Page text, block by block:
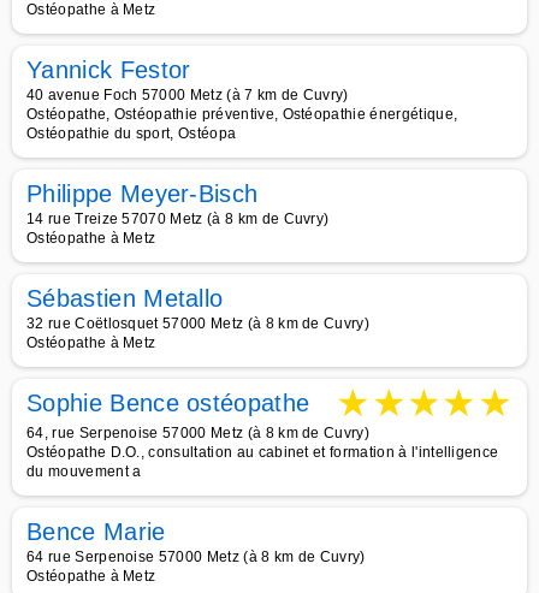
Ostéopathe à Metz
Yannick Festor
40 avenue Foch 57000 Metz (à 7 km de Cuvry)
Ostéopathe, Ostéopathie préventive, Ostéopathie énergétique,
Ostéopathie du sport, Ostéopa
Philippe Meyer-Bisch
14 rue Treize 57070 Metz (à 8 km de Cuvry)
Ostéopathe à Metz
Sébastien Metallo
32 rue Coëtlosquet 57000 Metz (à 8 km de Cuvry)
Ostéopathe à Metz
Sophie Bence ostéopathe ★★★★★
64, rue Serpenoise 57000 Metz (à 8 km de Cuvry)
Ostéopathe D.O., consultation au cabinet et formation à l'intelligence
du mouvement a
Bence Marie
64 rue Serpenoise 57000 Metz (à 8 km de Cuvry)
Ostéopathe à Metz